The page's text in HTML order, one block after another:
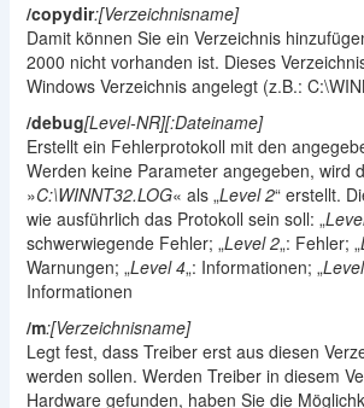
/copydir:[Verzeichnisname]
Damit können Sie ein Verzeichnis
2000 nicht vorhanden ist. Dieses
Windows Verzeichnis angelegt (z.B.:
/debug[Level-NR][:Dateiname]
Erstellt ein Fehlerprotokoll mit den
Werden keine Parameter angegeben, wird
»C:\WINNT32.LOG« als „Level 2“ erstellt.
wie ausführlich das Protokoll sein soll: „
schwerwiegende Fehler; „Level 2„: Fehler; „
Warnungen; „Level 4„: Informationen; „
Informationen
/m:[Verzeichnisname]
Legt fest, dass Treiber erst aus diesen
werden sollen. Werden Treiber in diesem
Hardware gefunden, haben Sie die